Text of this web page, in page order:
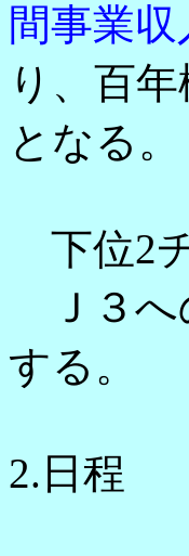
間事業
り、百
となる。
下位2
Ｊ３へ
する。
2.日程